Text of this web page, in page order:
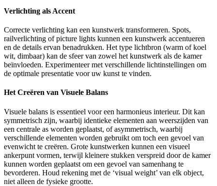
Verlichting als Accent
Correcte verlichting kan een kunstwerk transformeren. Spots,
railverlichting of picture lights kunnen een kunstwerk accentueren
en de details ervan benadrukken. Het type lichtbron (warm of koel
wit, dimbaar) kan de sfeer van zowel het kunstwerk als de kamer
beïnvloeden. Experimenteer met verschillende lichtinstellingen om
de optimale presentatie voor uw kunst te vinden.
Het Creëren van Visuele Balans
Visuele balans is essentieel voor een harmonieus interieur. Dit kan
symmetrisch zijn, waarbij identieke elementen aan weerszijden van
een centrale as worden geplaatst, of asymmetrisch, waarbij
verschillende elementen worden gebruikt om toch een gevoel van
evenwicht te creëren. Grote kunstwerken kunnen een visueel
ankerpunt vormen, terwijl kleinere stukken verspreid door de kamer
kunnen worden geplaatst om een gevoel van samenhang te
bevorderen. Houd rekening met de ‘visual weight’ van elk object,
niet alleen de fysieke grootte.